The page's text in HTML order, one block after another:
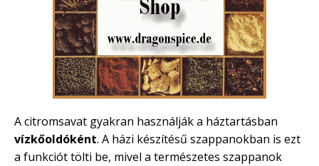
A citromsavat gyakran használják a háztartásban
vízkőoldóként. A házi készítésű szappanokban is ezt
a funkciót tölti be, mivel a természetes szappanok